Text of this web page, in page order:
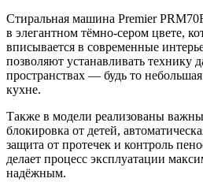
Стиральная машина Premier
в элегантном тёмно-сером цвете,
вписывается в современные
позволяют устанавливать технику
пространствах — будь то
кухне.
Также в модели реализованы
блокировка от детей,
защита от протечек и контроль
делает процесс эксплуатации
надёжным.